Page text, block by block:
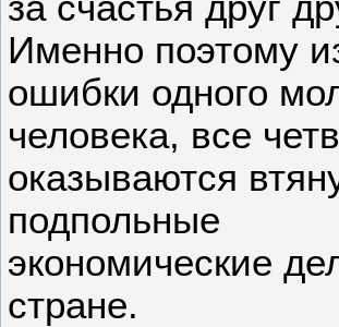
Именно поэтому
ошибки одного
человека, все
оказываются
подпольные
экономические
стране.